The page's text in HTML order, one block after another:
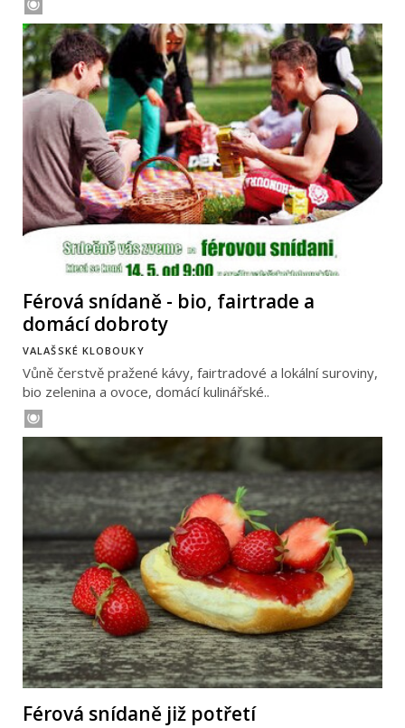
Férová snídaně - bio, fairtrade a
domácí dobroty
VALAŠSKÉ KLOBOUKY
Vůně čerstvě pražené kávy, fairtradové a lokální suroviny,
bio zelenina a ovoce, domácí kulinářské..
Férová snídaně již potřetí